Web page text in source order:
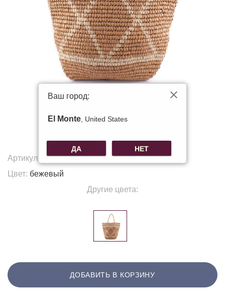
Артикул:
O-M514
Цвет: бежевый
Другие цвета:
ДОБАВИТЬ В КОРЗИНУ
Ваш город:
El Monte , United States
ДА НЕТ